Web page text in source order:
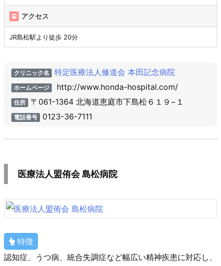
アクセス
JR島松駅より徒歩 20分
クリニック名 特定医療法人修道会 本田記念病院
ホームページ http://www.honda-hospital.com/
住所 〒061-1364 北海道恵庭市下島松６１９−１
電話番号 0123-36-7111
医療法人盟侑会 島松病院
特徴
認知症、うつ病、統合失調症など幅広い精神疾患に対応し、